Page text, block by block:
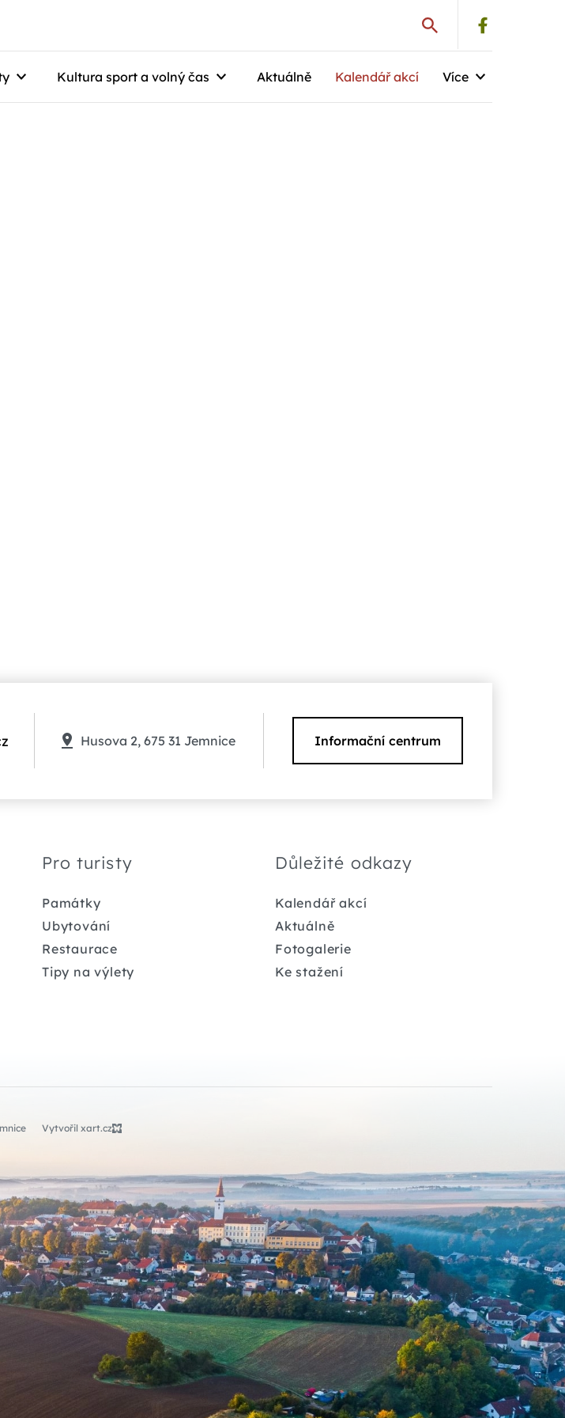
Kultura sport a volný čas Aktuálně Kalendář akcí Více
Husova 2, 675 31 Jemnice Informační centrum
Pro turisty
Památky
Ubytování
Restaurace
Tipy na výlety
Důležité odkazy
Kalendář akcí
Aktuálně
Fotogalerie
Ke stažení
Vytvořil xart.cz